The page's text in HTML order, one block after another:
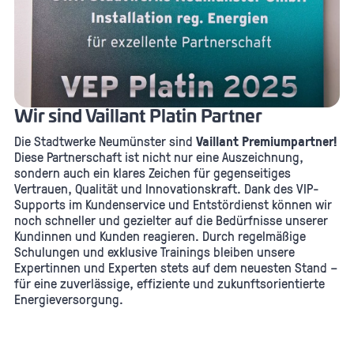
Wir sind Vaillant Platin Partner
Die Stadtwerke Neumünster sind Vaillant Premiumpartner!
Diese Partnerschaft ist nicht nur eine Auszeichnung,
sondern auch ein klares Zeichen für gegenseitiges
Vertrauen, Qualität und Innovationskraft. Dank des VIP-
Supports im Kundenservice und Entstördienst können wir
noch schneller und gezielter auf die Bedürfnisse unserer
Kundinnen und Kunden reagieren. Durch regelmäßige
Schulungen und exklusive Trainings bleiben unsere
Expertinnen und Experten stets auf dem neuesten Stand –
für eine zuverlässige, effiziente und zukunftsorientierte
Energieversorgung.